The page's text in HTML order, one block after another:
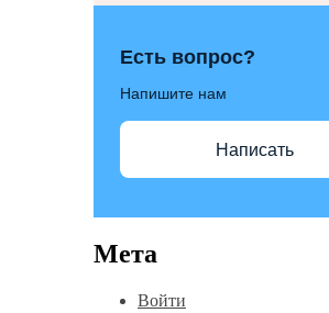
Есть вопрос?
Напишите нам
Написать
Мета
Войти